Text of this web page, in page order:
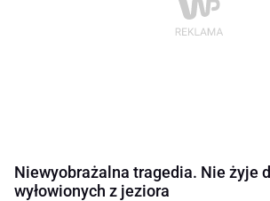
Niewyobrażalna tragedia. Nie żyje
wyłowionych z jeziora